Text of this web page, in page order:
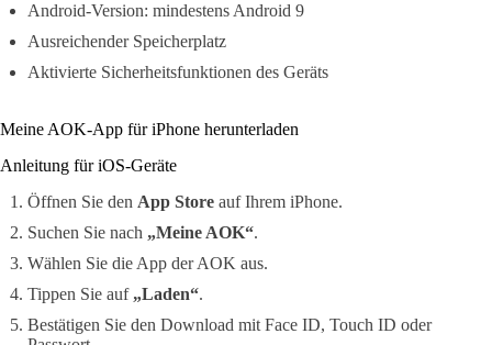
Android-Version: mindestens Android 9
Ausreichender Speicherplatz
Aktivierte Sicherheitsfunktionen des Geräts
Meine AOK-App für iPhone herunterladen
Anleitung für iOS-Geräte
Öffnen Sie den App Store auf Ihrem iPhone.
Suchen Sie nach „Meine AOK“.
Wählen Sie die App der AOK aus.
Tippen Sie auf „Laden“.
Bestätigen Sie den Download mit Face ID, Touch ID oder